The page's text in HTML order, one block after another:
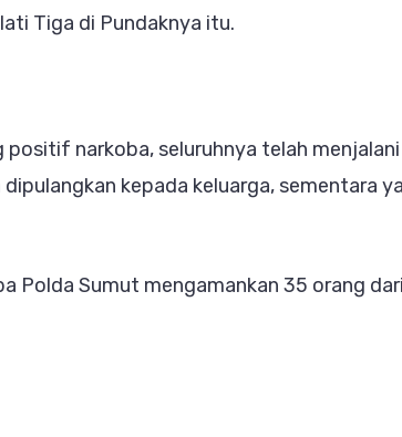
Tiga di Pundaknya itu.
positif narkoba, seluruhnya telah
kepada keluarga, sementara
Polda Sumut mengamankan 35 orang